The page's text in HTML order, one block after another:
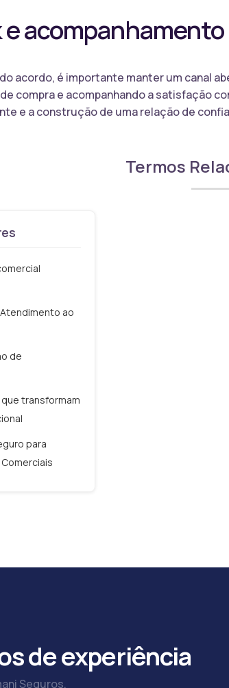
e acompanhamento
acordo, é importante manter um canal
compra e acompanhando a satisfação
e a construção de uma relação de
Termos
ao
de
transformam
para
de experiência
Seguros.